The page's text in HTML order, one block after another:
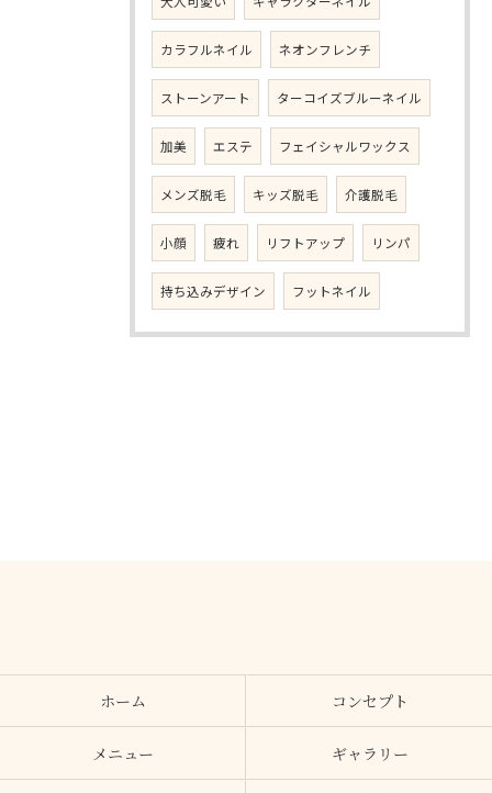
カラフルネイル ネオンフレンチ
ストーンアート ターコイズブルーネイル
加美 エステ フェイシャルワックス
メンズ脱毛 キッズ脱毛 介護脱毛
小顔 疲れ リフトアップ リンパ
持ち込みデザイン フットネイル
ホーム コンセプト
メニュー ギャラリー